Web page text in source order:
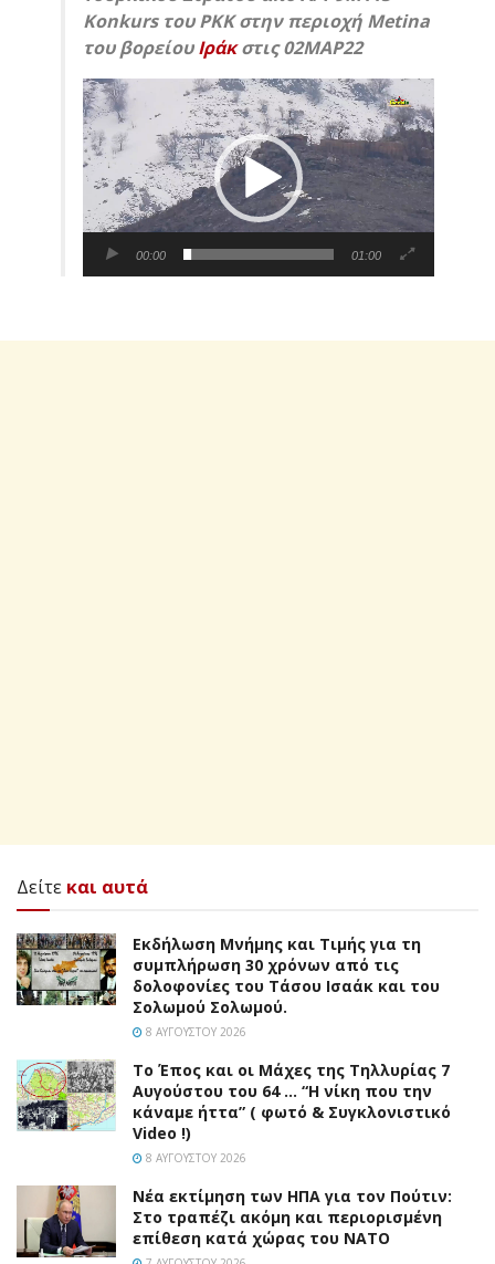
Konkurs του ΡΚΚ στην περιοχή Metina
του βορείουΙράκστις 02ΜΑΡ22
Πρόγραμμα
Αναπαραγωγής
Βίντεο
00:00 01:00
Δείτε και αυτά
Εκδήλωση Μνήμης και Τιμής για τη
συμπλήρωση 30 χρόνων από τις
δολοφονίες του Τάσου Ισαάκ και του
Σολωμού Σολωμού.
8 ΑΥΓΟΎΣΤΟΥ 2026
Το Έπος και οι Μάχες της Τηλλυρίας 7
Αυγούστου του 64 … “Η νίκη που την
κάναμε ήττα” ( φωτό & Συγκλονιστικό
Video !)
8 ΑΥΓΟΎΣΤΟΥ 2026
Νέα εκτίμηση των ΗΠΑ για τον Πούτιν:
Στο τραπέζι ακόμη και περιορισμένη
επίθεση κατά χώρας του ΝΑΤΟ